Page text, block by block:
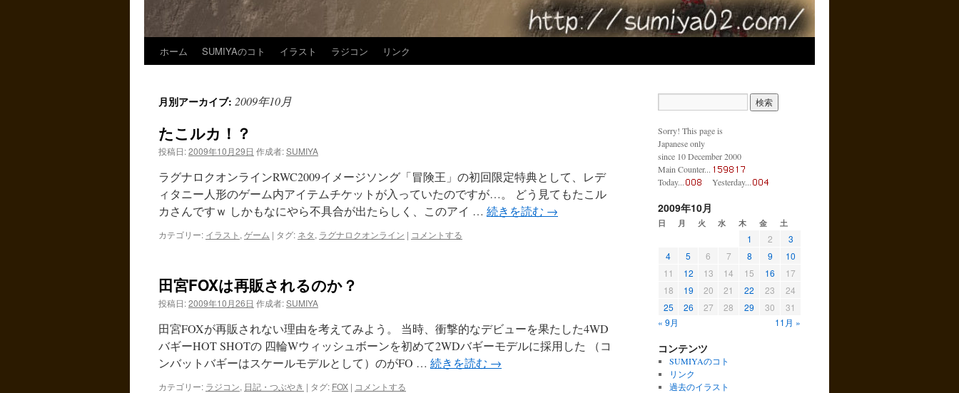
ホーム SUMIYAのコト イラスト ラジコン リンク
月別アーカイブ: 2009年10月
たこルカ！？
投稿日:2009年10月29日 作成者:SUMIYA
ラグナロクオンラインRWC2009イメージソング「冒険王」の初回限定特典として、レデ
ィタニー人形のゲーム内アイテムチケットが入っていたのですが…。 どう見てもたこル
カさんですｗ しかもなにやら不具合が出たらしく、このアイ … 続きを読む →
カテゴリー: イラスト , ゲーム | タグ: ネタ, ラグナロクオンライン | コメントする
田宮FOXは再販されるのか？
投稿日:2009年10月26日 作成者:SUMIYA
田宮FOXが再販されない理由を考えてみよう。 当時、衝撃的なデビューを果たした4WD
バギーHOT SHOTの 四輪Wウィッシュボーンを初めて2WDバギーモデルに採用した （コ
ンバットバギーはスケールモデルとして）のがFO … 続きを読む →
カテゴリー: ラジコン, 日記・つぶやき | タグ: FOX | コメントする
Sorry! This page is
Japanese only
since 10 December 2000
Main Counter...
Today...
Yesterday...
2009年10月
日 月 火 水 木 金 土
1 2
3
4
5 6 7 8 9
10
11
12 13 14 15 16
17
18
19 20 21 22 23
24
25
26 27 28 29 30
31
« 9月
11月 »
コンテンツ
SUMIYAのコト
リンク
過去のイラスト